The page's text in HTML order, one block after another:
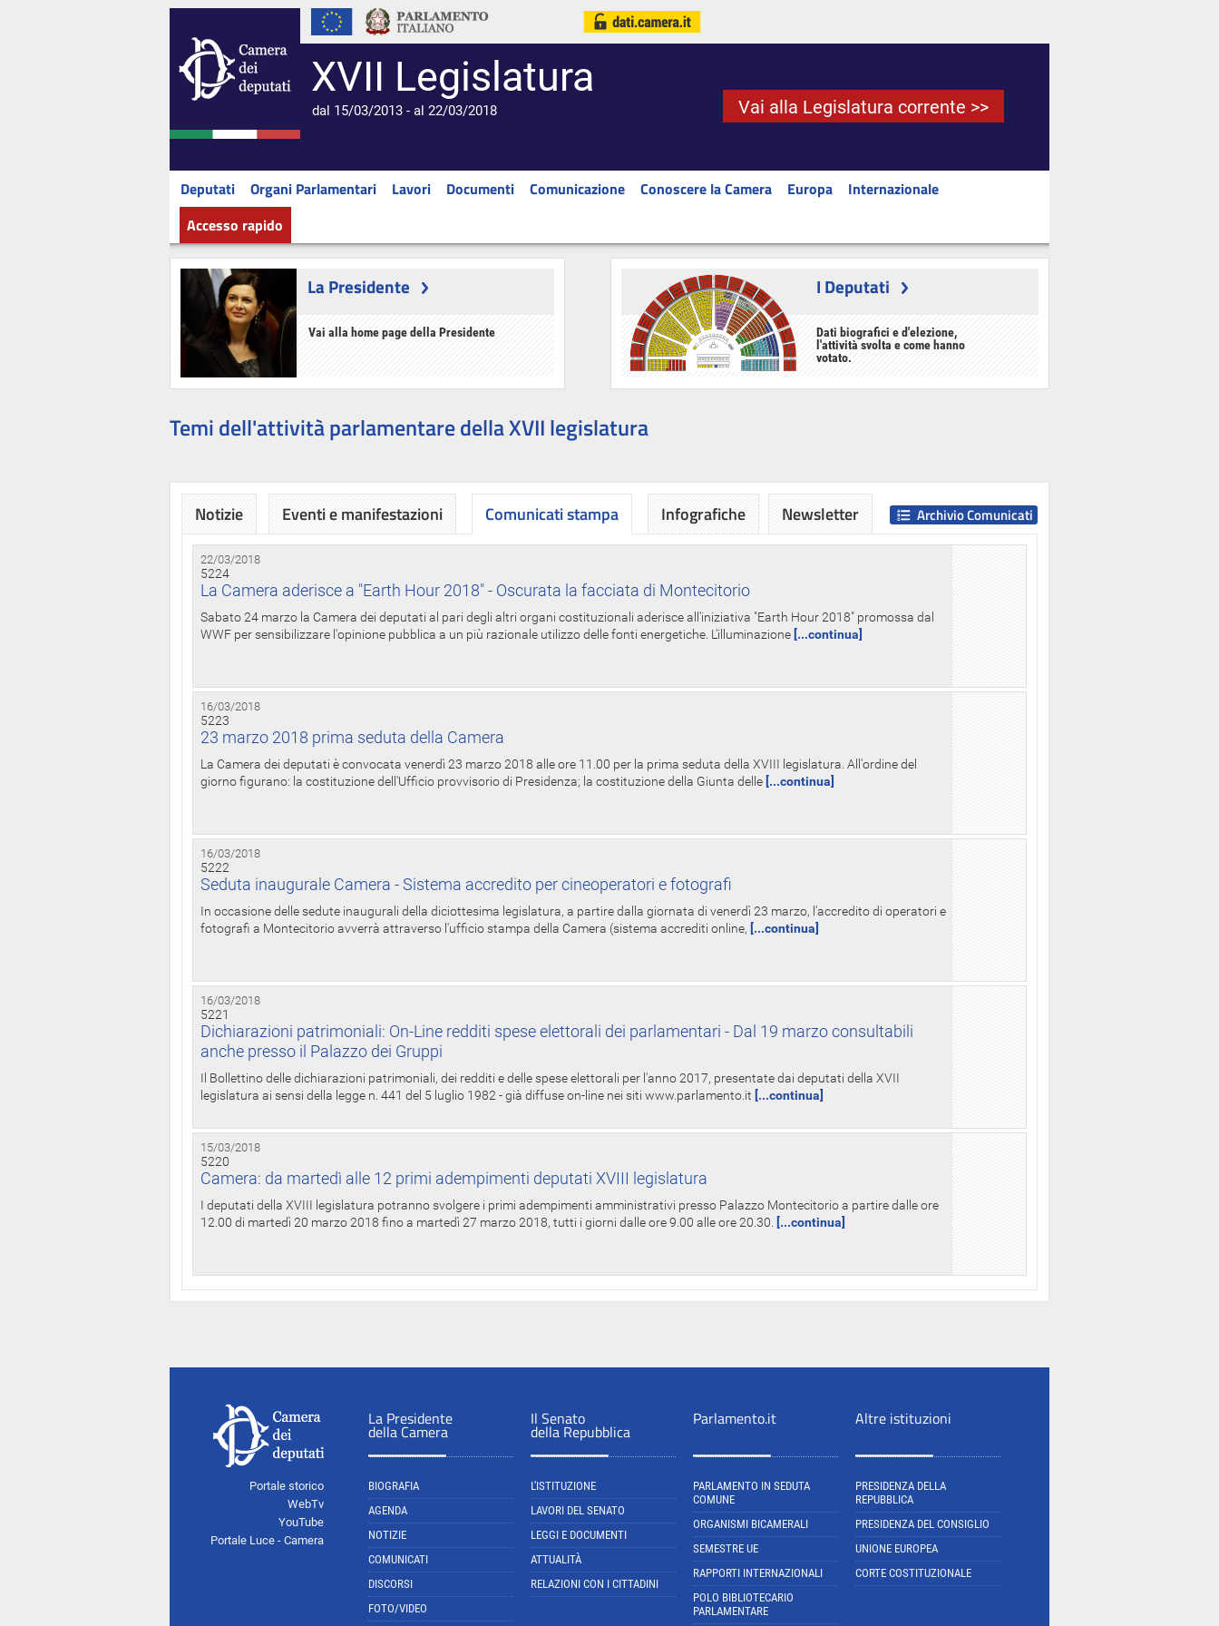
XVII Legislatura
dal 15/03/2013 - al 22/03/2018 Vai alla Legislatura corrente >>
Deputati Organi Parlamentari Lavori Documenti Comunicazione Conoscere la Camera Europa
Internazionale
Accesso rapido
La Presidente
Vai alla home page della Presidente
I Deputati
Dati biografici e d'elezione,
l'attività svolta e come hanno
votato.
Temi dell'attività parlamentare della XVII legislatura
Notizie Eventi e manifestazioni Comunicati stampa
22/03/2018
5224
La Camera aderisce a "Earth Hour 2018" - Oscurata la facciata di Montecitorio
Sabato 24 marzo la Camera dei deputati al pari degli altri organi costituzionali aderisce all'iniziativa "Earth Hour 2018" promossa dal
WWF per sensibilizzare l'opinione pubblica a un più razionale utilizzo delle fonti energetiche. L'illuminazione [...continua]
16/03/2018
5223
23 marzo 2018 prima seduta della Camera
La Camera dei deputati è convocata venerdì 23 marzo 2018 alle ore 11.00 per la prima seduta della XVIII legislatura. All'ordine del
giorno figurano: la costituzione dell'Ufficio provvisorio di Presidenza; la costituzione della Giunta delle [...continua]
16/03/2018
5222
Seduta inaugurale Camera - Sistema accredito per cineoperatori e fotografi
In occasione delle sedute inaugurali della diciottesima legislatura, a partire dalla giornata di venerdì 23 marzo, l'accredito di operatori e
fotografi a Montecitorio avverrà attraverso l'ufficio stampa della Camera (sistema accrediti online, [...continua]
16/03/2018
5221
Dichiarazioni patrimoniali: On-Line redditi spese elettorali dei parlamentari - Dal 19 marzo consultabili
anche presso il Palazzo dei Gruppi
Il Bollettino delle dichiarazioni patrimoniali, dei redditi e delle spese elettorali per l'anno 2017, presentate dai deputati della XVII
legislatura ai sensi della legge n. 441 del 5 luglio 1982 - già diffuse on-line nei siti www.parlamento.it [...continua]
15/03/2018
5220
Camera: da martedì alle 12 primi adempimenti deputati XVIII legislatura
I deputati della XVIII legislatura potranno svolgere i primi adempimenti amministrativi presso Palazzo Montecitorio a partire dalle ore
12.00 di martedì 20 marzo 2018 fino a martedì 27 marzo 2018, tutti i giorni dalle ore 9.00 alle ore 20.30.
[...continua]
Archivio Comunicati
Infografiche Newsletter
Portale storico
WebTv
YouTube
Portale Luce - Camera
La Presidente
della Camera
BIOGRAFIA
AGENDA
NOTIZIE
COMUNICATI
DISCORSI
FOTO/VIDEO
Il Senato
della Repubblica
L'ISTITUZIONE
LAVORI DEL SENATO
LEGGI E DOCUMENTI
ATTUALITÀ
RELAZIONI CON I CITTADINI
Parlamento.it
PARLAMENTO IN SEDUTA
COMUNE
ORGANISMI BICAMERALI
SEMESTRE UE
RAPPORTI INTERNAZIONALI
POLO BIBLIOTECARIO
PARLAMENTARE
Altre istituzioni
PRESIDENZA DELLA
REPUBBLICA
PRESIDENZA DEL CONSIGLIO
UNIONE EUROPEA
CORTE COSTITUZIONALE